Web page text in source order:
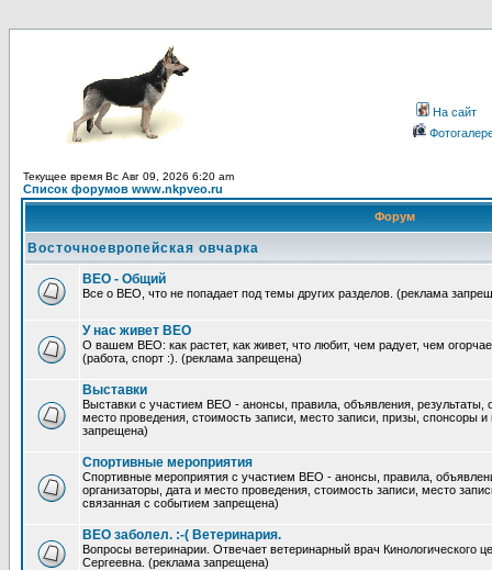
На сайт
Текущее время Вс Авг 09, 2026 6:20 am
Список форумов www.nkpveo.ru
Форум
Восточноевропейская овчарка
ВЕО - Общий
Все о ВЕО, что не попадает под темы других разделов. (реклама
У нас живет ВЕО
О вашем ВЕО: как растет, как живет, что любит, чем радует, чем
(работа, спорт :). (реклама запрещена)
Выставки
Выставки с участием ВЕО - анонсы, правила, объявления, результаты,
место проведения, стоимость записи, место записи, призы, спонсоры
запрещена)
Спортивные мероприятия
Спортивные мероприятия с участием ВЕО - анонсы, правила,
организаторы, дата и место проведения, стоимость записи, место
связанная с событием запрещена)
ВЕО заболел. :-( Ветеринария.
Вопросы ветеринарии. Отвечает ветеринарный врач Кинологического
Сергеевна. (реклама запрещена)